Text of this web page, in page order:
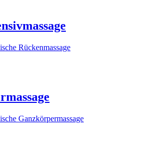
Rückenmassage
Ganzkörpermassage